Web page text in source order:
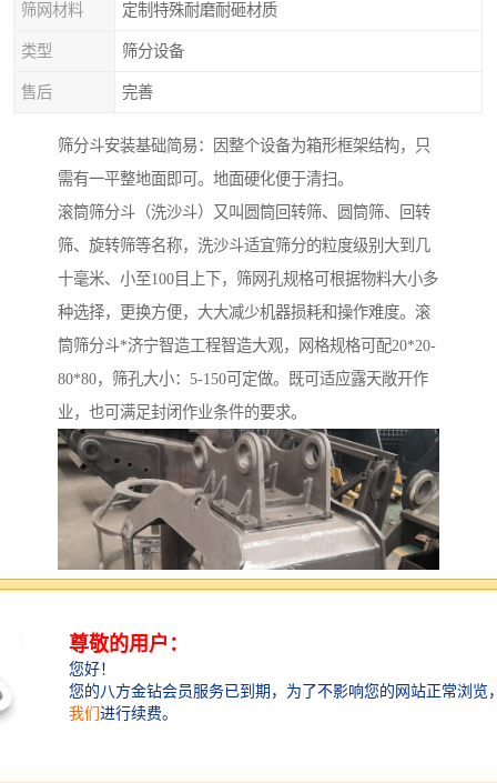
筛网材料 定制特殊耐磨耐砸材质
类型 筛分设备
售后 完善
筛分斗安装基础简易：因整个设备为箱形框架结构，只
需有一平整地面即可。地面硬化便于清扫。
滚筒筛分斗（洗沙斗）又叫圆筒回转筛、圆筒筛、回转
筛、旋转筛等名称，洗沙斗适宜筛分的粒度级别大到几
十毫米、小至100目上下，筛网孔规格可根据物料大小多
种选择，更换方便，大大减少机器损耗和操作难度。滚
筒筛分斗*济宁智造工程智造大观，网格规格可配20*20-
80*80，筛孔大小：5-150可定做。既可适应露天敞开作
业，也可满足封闭作业条件的要求。